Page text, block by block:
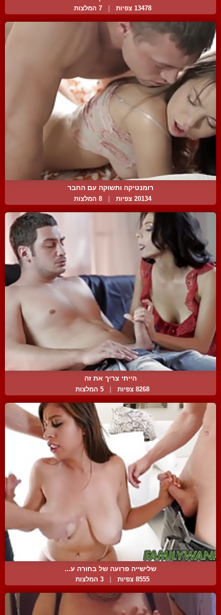
13478 צפיות 7 המלצות
רומנטיקה ותשוקה עם החבר
20134 צפיות 8 המלצות
הייתי צריך את זה
8268 צפיות | 5 המלצות
שלישייה פרועה של בחורה ע...
8555 צפיות 3 המלצות